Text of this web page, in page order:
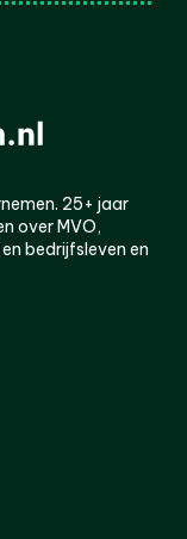
25+ jaar
over MVO,
bedrijfsleven en